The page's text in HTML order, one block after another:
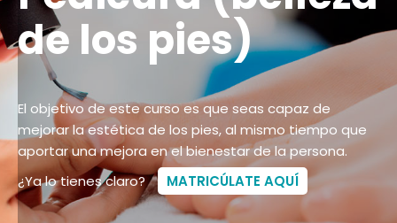
de los pies)
El objetivo de este curso es que seas capaz de
mejorar la estética de los pies, al mismo tiempo que
aportar una mejora en el bienestar de la persona.
¿Ya lo tienes claro?
MATRICÚLATE AQUÍ